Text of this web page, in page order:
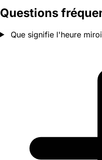
Questions
Que signifie l'heure